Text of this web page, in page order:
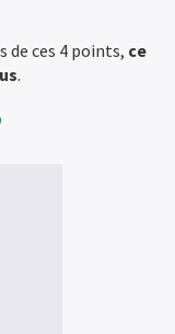
de ces 4 points, ce
.